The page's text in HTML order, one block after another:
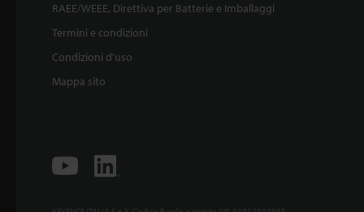
RAEE/WEEE, Direttiva per Batterie e Imballaggi
Termini e condizioni
Condizioni d'uso
Mappa sito